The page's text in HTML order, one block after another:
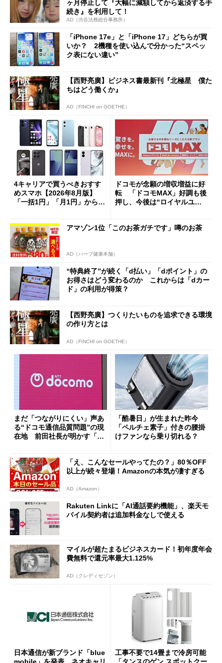
ヶ月停止して『大幅に減額してから返済する手
続き』を利用して！
AD（渋谷法務総合事務所）
「iPhone 17e」と「iPhone 17」どちらが買
いか？ 2機種を使い込んで分かった“スペッ
ク表にない違い”
【西野亮廣】ビジネス書最新刊『北極星 僕た
ちはどう働くか』
AD（FINCHI on GOETHE）
4キャリアで買うべきおすす
めスマホ【2026年8月版】
「一括1円」「月1円」からお
ドコモが念願の増収増益に好
転 「ドコモMAX」好調も後
押し、今後は“ロイヤルユー
アマゾン1位「このお茶ガチです」噂のお茶
AD（ハーブ健康本舗）
“特典終了”が続く「d払い」「dポイント」の
お得さはどう変わるのか これからは「dカー
ド」の利用が得策？
【西野亮廣】つくりたいものを追求できる環境
の作り方とは
AD（FINCHI on GOETHE）
まだ「つながりにくい」声あ
る“ドコモ通信品質問題”の現
在地 前田社長が明かす「道
「酷暑日」が生まれた昨今
「ペルチェ素子」付きの腰掛
けファンなら乗り切れる？
「え、こんなセールやってたの？」80％OFF
以上が続々登場！Amazonの本気が凄すぎる
AD（Amazon）
Rakuten Linkに「AI通話要約機能」、楽天モ
バイル契約者は追加料金なしで使える
マイルが超たまるビジネスカード！初年度年会
費無料で還元率最大1.125%
AD（クレディセゾン）
日本通信が新ブランド「blue
工事不要で14畳まで冷房可能